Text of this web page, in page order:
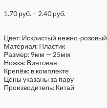
1.70 руб. – 2.40 руб.
Цвет: Искристый нежно-розовый
Материал: Пластик
Размер: 9мм — 25мм
Ножка: Винтовая
Крепёж: в комплекте
Цены указаны за пару
Производитель: Китай